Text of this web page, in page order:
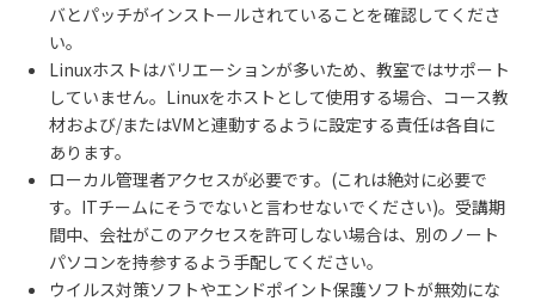
バとパッチがインストールされていることを確認してくださ
い。
Linuxホストはバリエーションが多いため、教室ではサポート
していません。Linuxをホストとして使用する場合、コース教
材および/またはVMと連動するように設定する責任は各自に
あります。
ローカル管理者アクセスが必要です。(これは絶対に必要で
す。ITチームにそうでないと言わせないでください)。受講期
間中、会社がこのアクセスを許可しない場合は、別のノート
パソコンを持参するよう手配してください。
ウイルス対策ソフトやエンドポイント保護ソフトが無効にな